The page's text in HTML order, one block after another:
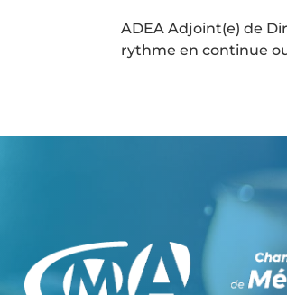
ADEA Adjoint(e) de
rythme en continue